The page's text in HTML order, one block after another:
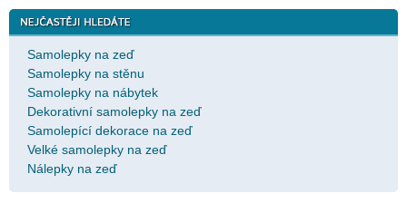
Samolepky na zeď
Samolepky na stěnu
Samolepky na nábytek
Dekorativní samolepky na zeď
Samolepící dekorace na zeď
Velké samolepky na zeď
Nálepky na zeď